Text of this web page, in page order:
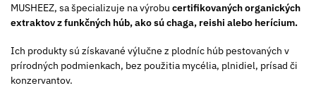
MUSHEEZ, sa špecializuje na výrobu certifikovaných organických
extraktov z funkčných húb, ako sú chaga, reishi alebo herícium.
Ich produkty sú získavané výlučne z plodníc húb pestovaných v
prírodných podmienkach, bez použitia mycélia, plnidiel, prísad či
konzervantov.